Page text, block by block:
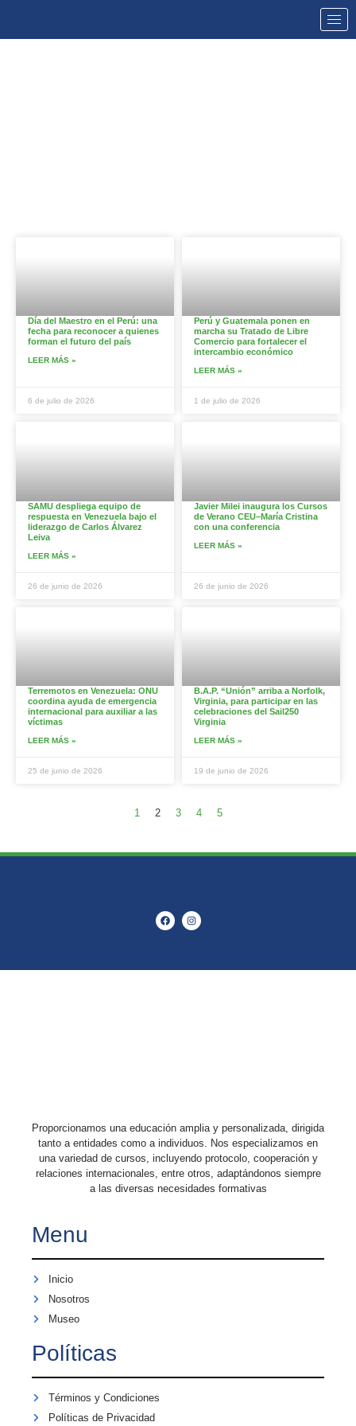
Día del Maestro en el Perú: una
fecha para reconocer a quienes
forman el futuro del país
LEER MÁS »
6 de julio de 2026
Perú y Guatemala ponen en
marcha su Tratado de Libre
Comercio para fortalecer el
intercambio económico
LEER MÁS »
1 de julio de 2026
SAMU despliega equipo de
respuesta en Venezuela bajo el
liderazgo de Carlos Álvarez
Leiva
LEER MÁS »
26 de junio de 2026
Javier Milei inaugura los Cursos
de Verano CEU–María Cristina
con una conferencia
LEER MÁS »
26 de junio de 2026
Terremotos en Venezuela: ONU
coordina ayuda de emergencia
internacional para auxiliar a las
víctimas
LEER MÁS »
25 de junio de 2026
B.A.P. “Unión” arriba a Norfolk,
Virginia, para participar en las
celebraciones del Sail250
Virginia
LEER MÁS »
19 de junio de 2026
1 2 3 4 5
Proporcionamos una educación amplia y personalizada, dirigida
tanto a entidades como a individuos. Nos especializamos en
una variedad de cursos, incluyendo protocolo, cooperación y
relaciones internacionales, entre otros, adaptándonos siempre
a las diversas necesidades formativas
Menu
Inicio
Nosotros
Museo
Políticas
Términos y Condiciones
Políticas de Privacidad